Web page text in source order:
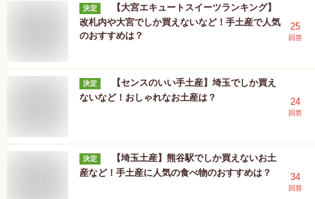
決定
【大宮エキュートスイーツランキング】
改札内や大宮でしか買えないなど！手土産で人気
のおすすめは？
25
回答
決定
【センスのいい手土産】埼玉でしか買え
ないなど！おしゃれなお土産は？
24
回答
決定
【埼玉土産】熊谷駅でしか買えないお土
産など！手土産に人気の食べ物のおすすめは？
34
回答